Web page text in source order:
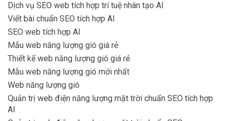
Dịch vụ SEO web tích hợp trí tuệ nhân tạo AI
Viết bài chuẩn SEO tích hợp AI
SEO web tích hợp AI
Mẫu web năng lượng gió giá rẻ
Thiết kế web năng lượng gió giá rẻ
Mẫu web năng lượng gió mới nhất
Web năng lượng gió
Quản trị web điện năng lượng mặt trời chuẩn SEO tích hợp
AI